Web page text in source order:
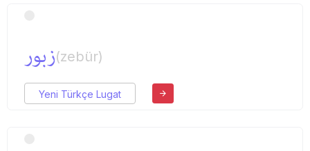
زبور(zebür)
Yeni Türkçe Lugat